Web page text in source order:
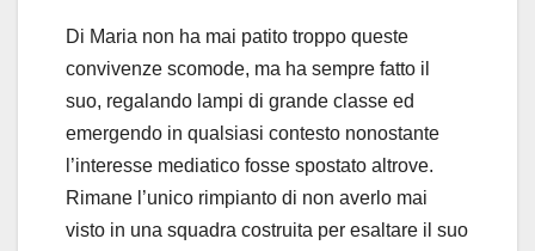
Di Maria non ha mai patito troppo queste
convivenze scomode, ma ha sempre fatto il
suo, regalando lampi di grande classe ed
emergendo in qualsiasi contesto nonostante
l’interesse mediatico fosse spostato altrove.
Rimane l’unico rimpianto di non averlo mai
visto in una squadra costruita per esaltare il suo